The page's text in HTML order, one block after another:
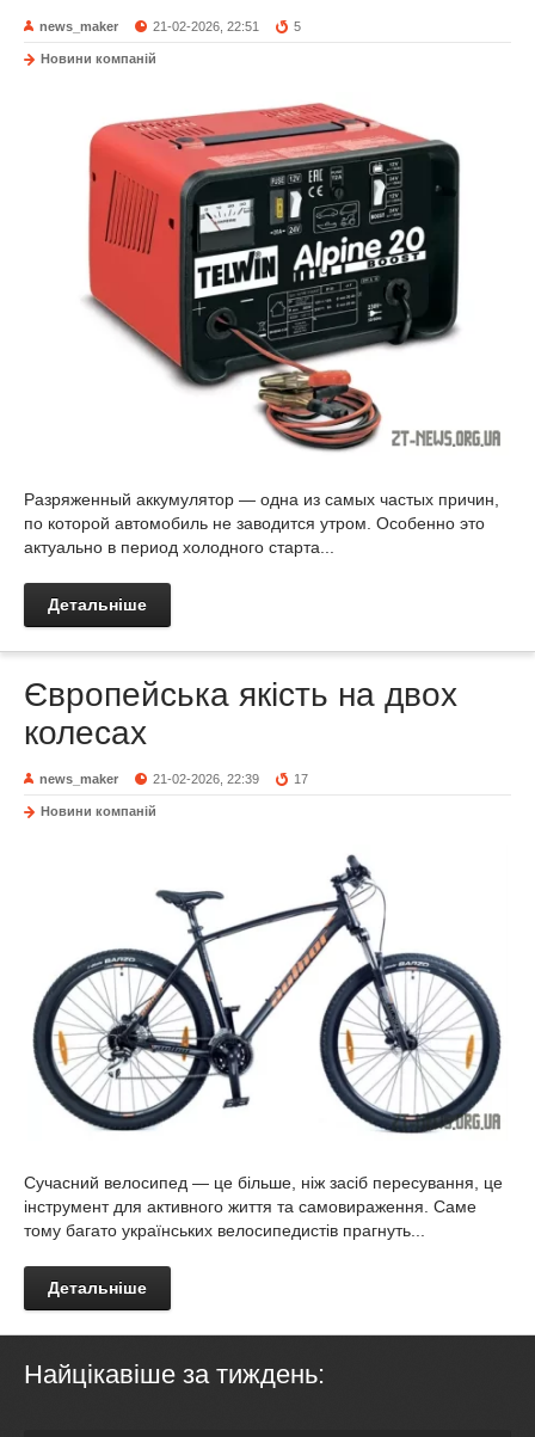
news_maker 21-02-2026, 22:51 5
Новини компаній
Разряженный аккумулятор — одна из самых частых причин,
по которой автомобиль не заводится утром. Особенно это
актуально в период холодного старта...
Детальніше
Європейська якість на двох
колесах
news_maker 21-02-2026, 22:39 17
Новини компаній
Сучасний велосипед — це більше, ніж засіб пересування, це
інструмент для активного життя та самовираження. Саме
тому багато українських велосипедистів прагнуть...
Детальніше
Найцікавіше за тиждень: